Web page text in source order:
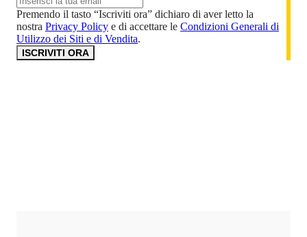
Premendo il tasto “Iscriviti ora” dichiaro di aver letto la
nostra Privacy Policy e di accettare le Condizioni Generali di
Utilizzo dei Siti e di Vendita.
ISCRIVITI ORA